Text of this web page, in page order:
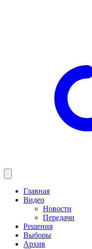
Главная
Видео
Новости
Передачи
Решения
Выборы
Архив